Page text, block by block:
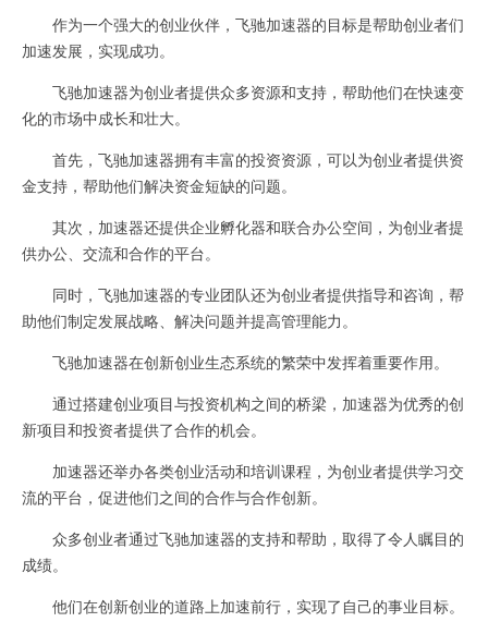
作为一个强大的创业伙伴，飞驰加速器的目标是帮助创业者们
加速发展，实现成功。
飞驰加速器为创业者提供众多资源和支持，帮助他们在快速变
化的市场中成长和壮大。
首先，飞驰加速器拥有丰富的投资资源，可以为创业者提供资
金支持，帮助他们解决资金短缺的问题。
其次，加速器还提供企业孵化器和联合办公空间，为创业者提
供办公、交流和合作的平台。
同时，飞驰加速器的专业团队还为创业者提供指导和咨询，帮
助他们制定发展战略、解决问题并提高管理能力。
飞驰加速器在创新创业生态系统的繁荣中发挥着重要作用。
通过搭建创业项目与投资机构之间的桥梁，加速器为优秀的创
新项目和投资者提供了合作的机会。
加速器还举办各类创业活动和培训课程，为创业者提供学习交
流的平台，促进他们之间的合作与合作创新。
众多创业者通过飞驰加速器的支持和帮助，取得了令人瞩目的
成绩。
他们在创新创业的道路上加速前行，实现了自己的事业目标。